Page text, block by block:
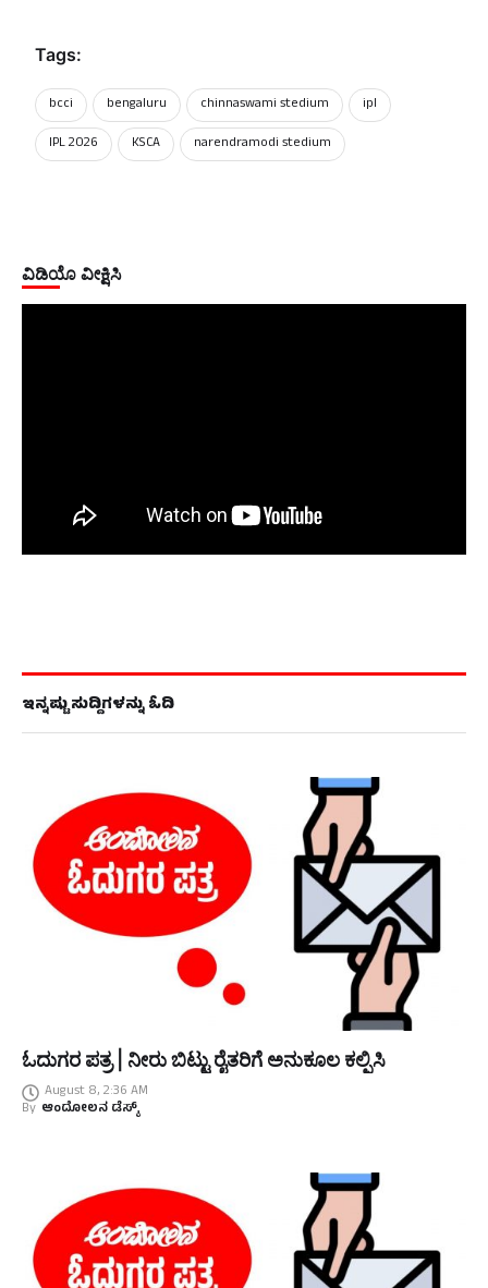
Tags:
bcci bengaluru chinnaswami stedium
ipl
IPL 2026
KSCA narendramodi stedium
ವಿಡಿಯೊ ವೀಕ್ಷಿಸಿ
ಇನ್ನಷ್ಟು ಸುದ್ದಿಗಳನ್ನು ಓದಿ
ಓದುಗರ ಪತ್ರ | ನೀರು ಬಿಟ್ಟು ರೈತರಿಗೆ ಅನುಕೂಲ ಕಲ್ಪಿಸಿ
August 8, 2:36 AM
By ಆಂದೋಲನ ಡೆಸ್ಕ್